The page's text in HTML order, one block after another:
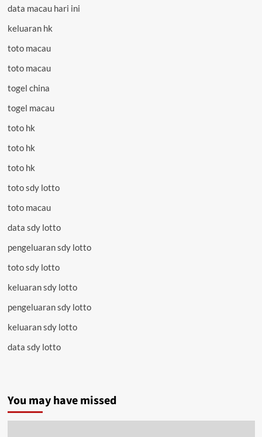
data macau hari ini
keluaran hk
toto macau
toto macau
togel china
togel macau
toto hk
toto hk
toto hk
toto sdy lotto
toto macau
data sdy lotto
pengeluaran sdy lotto
toto sdy lotto
keluaran sdy lotto
pengeluaran sdy lotto
keluaran sdy lotto
data sdy lotto
You may have missed